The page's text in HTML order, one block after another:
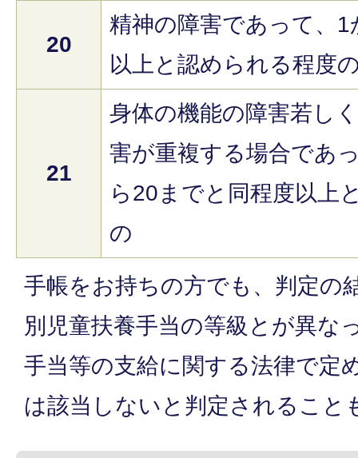
20
精神の障害であって、
以上と認められる程度
21
身体の機能の障害若し
害が重複する場合であ
ら20までと同程度以上
の
手帳をお持ちの方でも、判定の
別児童扶養手当の等級とが異な
手当等の支給に関する法律で定
は該当しないと判定されること